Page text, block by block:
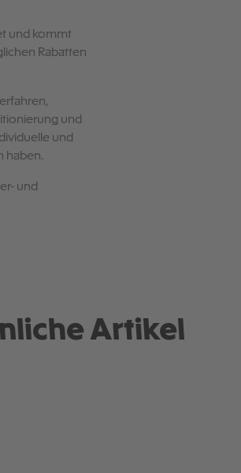
und kommt
Rabatten
und
und
haben.
und
Artikel